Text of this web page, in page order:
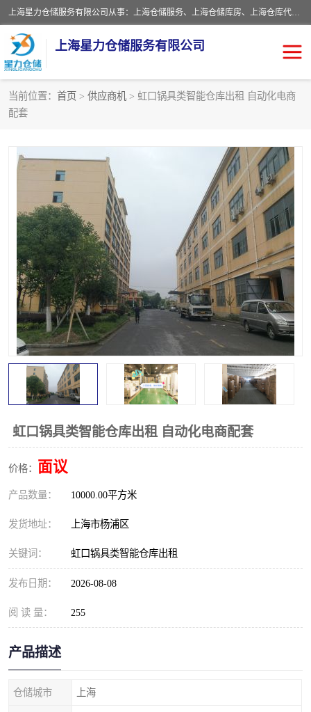
上海星力仓储服务有限公司从事：上海仓储服务、上海仓储库房、上海仓库代运营、上海仓库对外出租、上海仓库外包、上海三方仓储、上海电商仓储代发、上海电商代发货仓库、上海托管仓库、上海仓储配送。上海星力仓储服务有限公司现在拥有100个分仓、10万余平方的标准库房，精炼员工几百名，与几千家客户合作，公司已跻身上海仓储行业前列。欢迎来电咨询！
上海星力仓储服务有限公司
当前位置： 首页 > 供应商机 > 虹口锅具类智能仓库出租 自动化电商
配套
虹口锅具类智能仓库出租 自动化电商配套
价格： 面议
产品数量： 10000.00平方米
发货地址： 上海市杨浦区
关键词： 虹口锅具类智能仓库出租
发布日期： 2026-08-08
阅 读 量： 255
产品描述
仓储城市 上海
上海仓库对外出租
上海仓储配送 上海仓库外包
上海仓库代运营 上海托管仓库
上海第三方仓储 上海仓储服务
仓储 上海电商代发货仓库
上海托管仓库